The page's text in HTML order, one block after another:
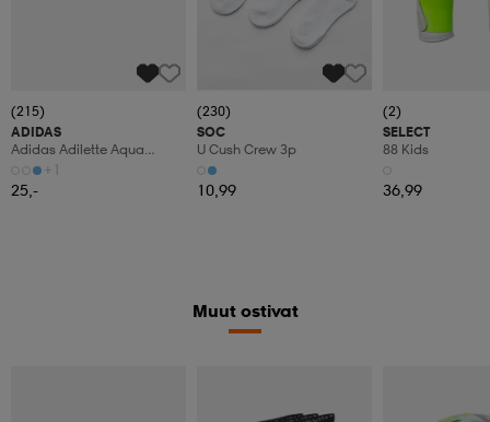
(215)
ADIDAS
Adidas Adilette Aqua
Tofflor+1
25,-
(230)
SOC
U Cush Crew 3p
10,99
(2)
SELECT
88 Kids
36,99
Muut ostivat